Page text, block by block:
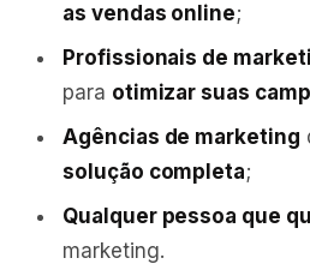
as vendas online;
Profissionais de
para otimizar suas
Agências de marketing
solução completa;
Qualquer pessoa que
marketing.